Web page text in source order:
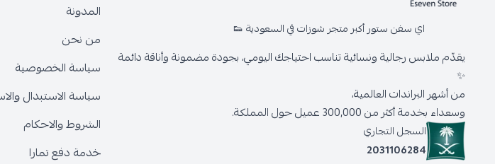
اي سفن ستور أكبر متجر شوزات في السعودية 👟
يقدّم ملابس رجالية ونسائية تناسب احتياجك اليومي، بجودة مضمونة وأناقة دائمة
✨
من أشهر البراندات العالمية،
وسعداء بخدمة أكثر من 300,000 عميل حول المملكة.
السجل التجاري
2031106284
المدونة
من نحن
سياسة الخصوصية
سياسة الاستبدال
الشروط والاحكام
خدمة دفع تمارا